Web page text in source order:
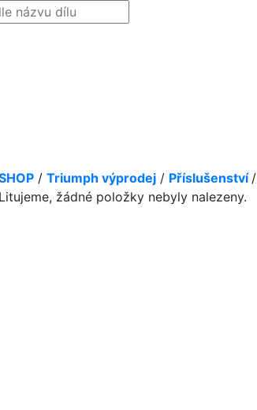
/ Triumph výprodej / Příslušenství /
Litujeme, žádné položky nebyly nalezeny.